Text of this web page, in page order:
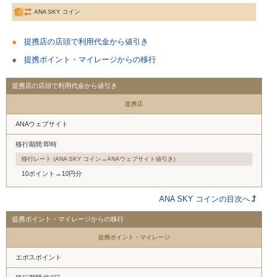
ANA SKY コイン
提携店の店頭で利用代金から値引き
提携ポイント・マイレージからの移行
提携店の店頭で利用代金から値引き
提携店
ANAウェブサイト
移行期間:即時
移行レート (ANA SKY コイン→ANAウェブサイト値引き)
10ポイント→10円分
ANA SKY コインの目次へ
提携ポイント・マイレージからの移行
提携ポイント・マイレージ
エポスポイント